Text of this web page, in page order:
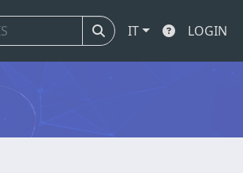
IT LOGIN